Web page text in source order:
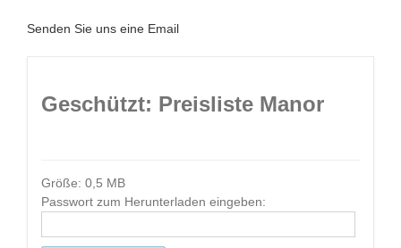
Senden Sie uns eine Email
Geschützt: Preisliste Manor
Größe: 0,5 MB
Passwort zum Herunterladen eingeben: